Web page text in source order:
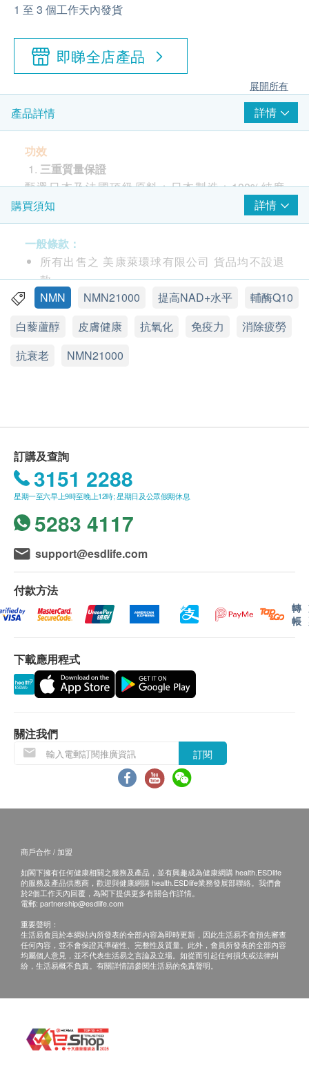
1 至 3 個工作天內發貨
即睇全店產品
展開所有
產品詳情 詳情
功效
三重質量保證
甄選日本及法國頂級原料＋日本製造＋100%純度
NMN
☑10項功效專利
☑多項國際權威
☑臨床認證
☑適合素食人士
☒無農藥
☒無水銀
☒無雜質
細胞發電機 X
的高效元素，為全身細胞提供超級能量。
GliSODin®法國專利蜜瓜萃取「超級酵素SOD」:
抗氧化金字塔的頂尖成分，是全球首個經臨床證實
一秒中和過百萬引致衰老的自由基，相比其他現有
抗氧化成分作單一消滅，效果更顯著，一步到位擊
退自由基，抵禦年齡增長及氧化對人體機能的損耗
和破壞，從細胞根本煥發年青活力。
權威實證，安全可靠
盛頓大學等公開肯定，並經至少3大國際權威期刊持
續認證，臨床觀察實證生理或機能逆轉的同時，並無
產生不良健康問題；配合法國專利成分GliSODin®，
項功效專利，避免入侵性方式抵禦衰老，簡單口服，
輕易溫和達到高強度抗氧化效果。
內外夾擊，全方位保衛長青體態
障及啟動自癒五部曲 雙向同步強化人體機能，全面維
持頂尖強健體魄。
實力 x科技：100%
利用尖端腸溶植物膠囊技術，使成份不被胃酸破壞及
溶解，直到腸道中才釋放，令雙皇牌成分更易吸收、
成效更佳。結合100%純度的NMN，可以確保長期食
果倍增。
專利+臨床實證+多重認證
日本研發及生產
購買須知 詳情
一般條款：
所有出售之 美康萊環球有限公司 貨品均不設退
款。
此產品由 美康萊環球有限公司 提供。
health.ESDlife保留最終決議權。
訊號懸掛或黑色暴雨警告生效時，送貨服務時間將
會延遲。
所有訂單須視乎相關貨品的供應情況再作最後確
單上的貨品，健康網購health.ESDlife有權拒絕接
受該訂單，並且會於送貨前透過電話或電郵通知顧
貨品質量保證，於顧客收到產品當日起計，使用
退換條款：
當顧客收取已訂購之貨品時，有責任檢查貨品是否
退換產品必須包裝完整，如退換之產品有任何殘缺
或過期退回，供應商有權不受理。
如有其他損壞或遺漏查詢，顧客必須保留有效收據
正本，並於送貨後3個工作天內按下列方式聯絡美
NMN NMN21000 提高NAD+水平
輔酶Q10
白藜蘆醇
皮膚健康 抗氧化 免疫力
消除疲勞
抗衰老
NMN21000
訂購及查詢
3151 2288
星期一至六早上9時至晚上12時; 星期日及公眾假期休息
5283 4117
support@esdlife.com
付款方法
轉
帳
下載應用程式
關注我們
訂閱
商戶合作 / 加盟
如閣下擁有任何健康相關之服務及產品，並有興趣成為健康網購 health.ESDlife
的服務及產品供應商，歡迎與健康網購 health.ESDlife業務發展部聯絡。我們會
於2個工作天內回覆，為閣下提供更多有關合作詳情。
電郵: partnership@esdlife.com
重要聲明：
生活易會員於本網站內所發表的全部內容為即時更新，因此生活易不會預先審查
任何內容，並不會保證其準確性、完整性及質量。此外，會員所發表的全部內容
均屬個人意見，並不代表生活易之言論及立場。如從而引起任何損失或法律糾
紛，生活易概不負責。有關詳情請參閱生活易的免責聲明。